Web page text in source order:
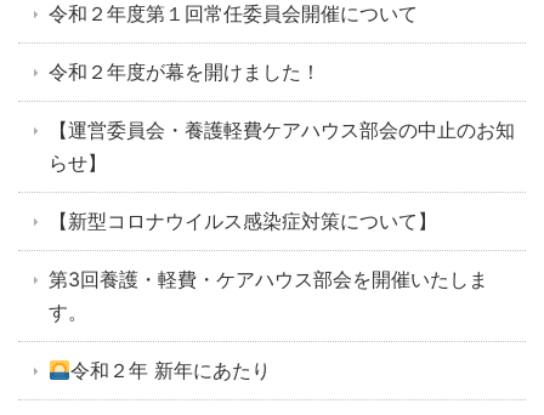
令和２年度第１回常任委員会開催について
令和２年度が幕を開けました！
【運営委員会・養護軽費ケアハウス部会の中止のお知
らせ】
【新型コロナウイルス感染症対策について】
第3回養護・軽費・ケアハウス部会を開催いたしま
す。
令和２年 新年にあたり